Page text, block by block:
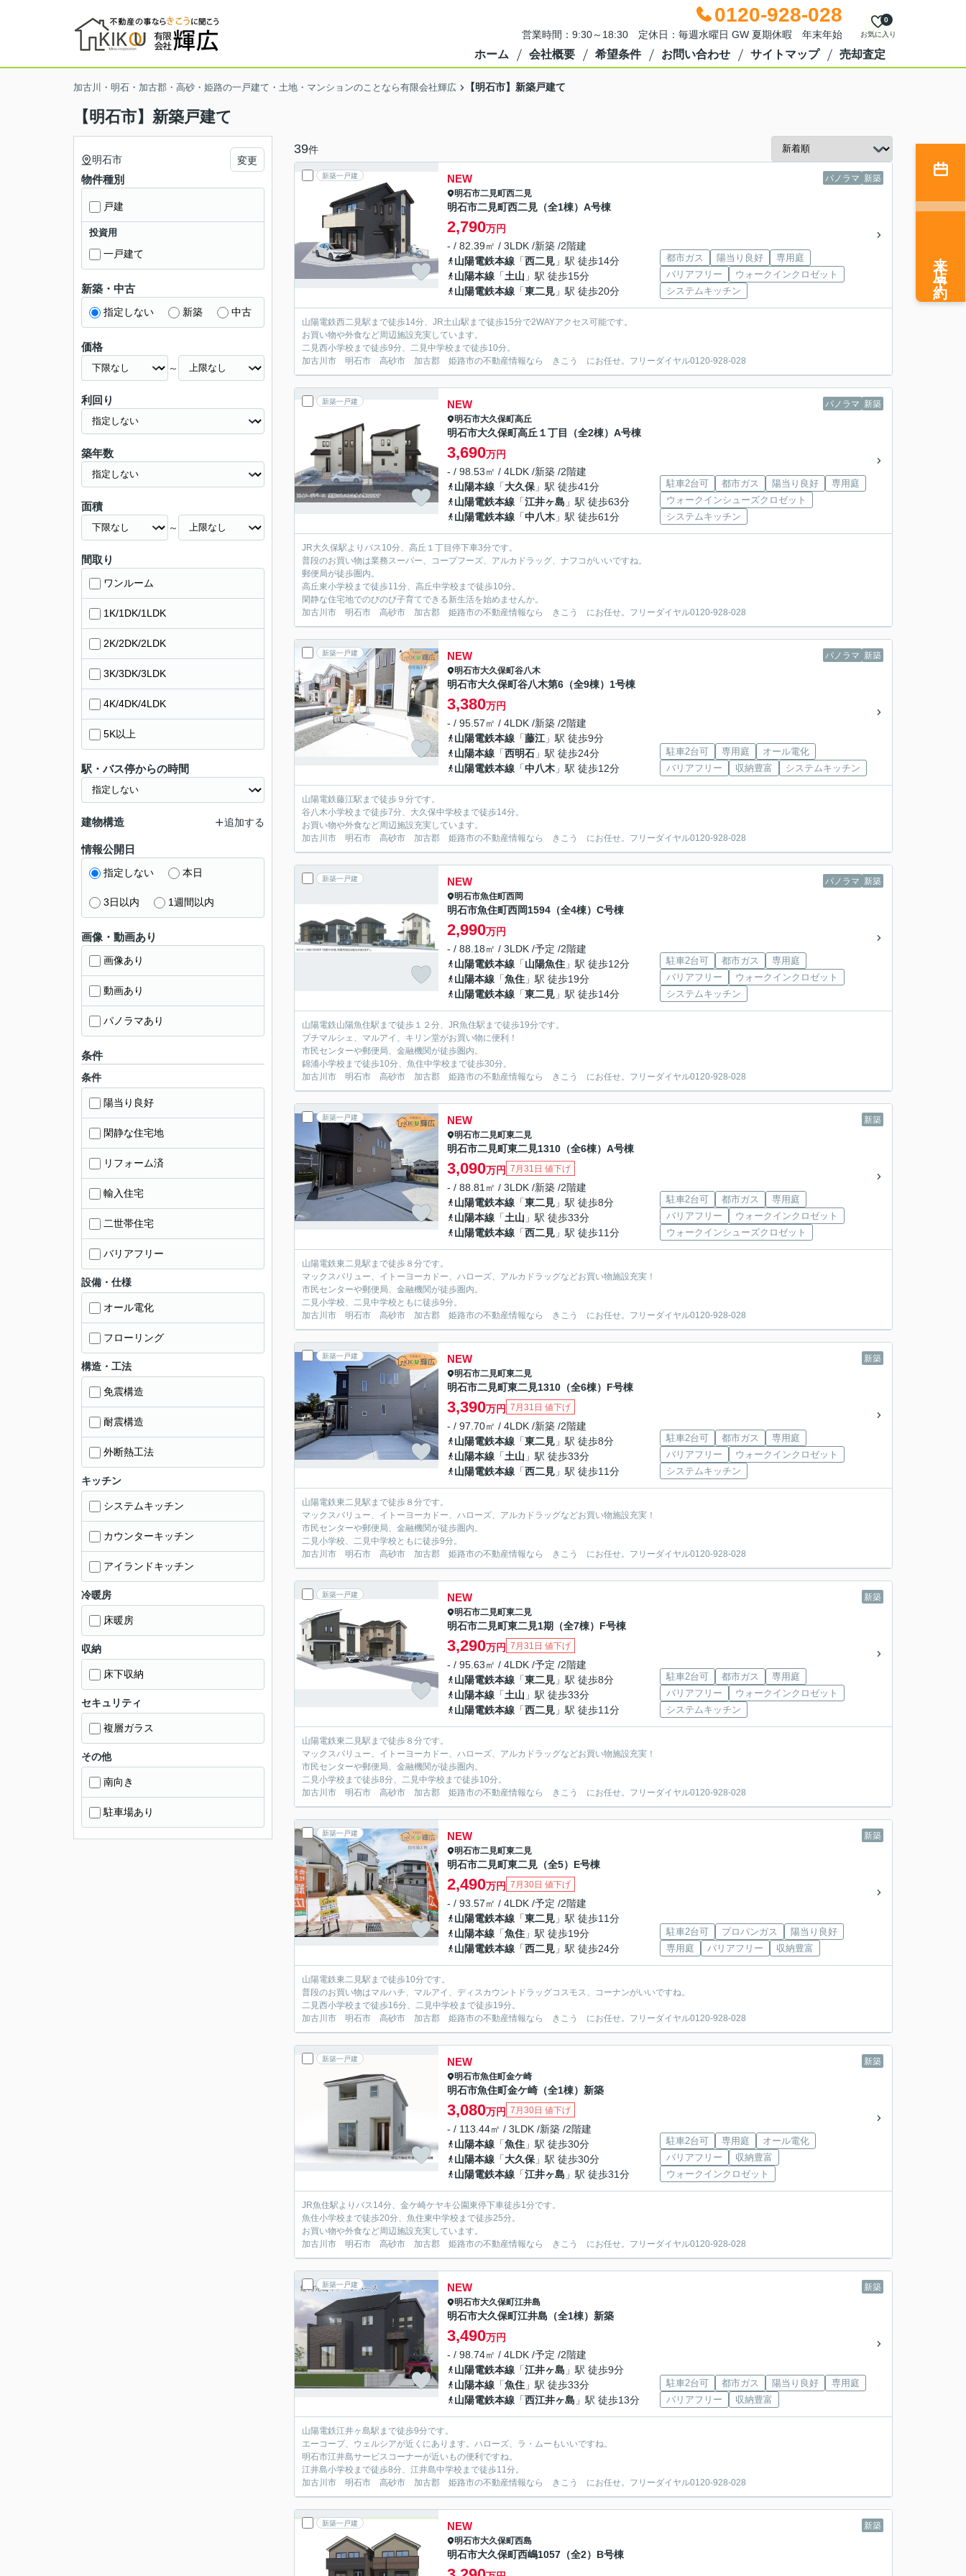
0120-928-028
営業時間：9:30～18:30 定休日：毎週水曜日 GW 夏期休暇 年末年始 お気に入り
0
ホーム 会社概要 希望条件 お問い合わせ サイトマップ 売却査定
加古川・明石・加古郡・高砂・姫路の一戸建て・土地・マンションのことなら有限会社輝広 【明石市】新築戸建て
【明石市】新築戸建て
39件
新築一戸建 パノラマ 新築
NEW
明石市二見町西二見
明石市二見町西二見（全1棟）A号棟
2,790万円
- / 82.39㎡ / 3LDK /新築 /2階建
山陽電鉄本線 「西二見 」駅 徒歩14分
山陽本線 「土山 」駅 徒歩15分
山陽電鉄本線 「東二見 」駅 徒歩20分
都市ガス 陽当り良好
専用庭
バリアフリー
ウォークインクロゼット
システムキッチン
山陽電鉄西二見駅まで徒歩14分、JR土山駅まで徒歩15分で2WAYアクセス可能です。
お買い物や外食など周辺施設充実しています。
二見西小学校まで徒歩9分、二見中学校まで徒歩10分。
加古川市 明石市 高砂市 加古郡 姫路市の不動産情報なら きこう にお任せ。フリーダイヤル0120-928-028
新築一戸建 パノラマ 新築
NEW
明石市大久保町高丘
明石市大久保町高丘１丁目（全2棟）A号棟
3,690万円
- / 98.53㎡ / 4LDK /新築 /2階建
山陽本線 「大久保 」駅 徒歩41分
山陽電鉄本線 「江井ヶ島 」駅 徒歩63分
山陽電鉄本線 「中八木 」駅 徒歩61分
駐車2台可 都市ガス 陽当り良好
専用庭
ウォークインシューズクロゼット
システムキッチン
JR大久保駅よりバス10分、高丘１丁目停下車3分です。
普段のお買い物は業務スーパー、コープフーズ、アルカドラッグ、ナフコがいいですね。
郵便局が徒歩圏内。
高丘東小学校まで徒歩11分、高丘中学校まで徒歩10分。
閑静な住宅地でのびのび子育てできる新生活を始めませんか。
加古川市 明石市 高砂市 加古郡 姫路市の不動産情報なら きこう にお任せ。フリーダイヤル0120-928-028
新築一戸建 パノラマ 新築
NEW
明石市大久保町谷八木
明石市大久保町谷八木第6（全9棟）1号棟
3,380万円
- / 95.57㎡ / 4LDK /新築 /2階建
山陽電鉄本線 「藤江 」駅 徒歩9分
山陽本線 「西明石 」駅 徒歩24分
山陽電鉄本線 「中八木 」駅 徒歩12分
駐車2台可 専用庭
オール電化
バリアフリー
収納豊富 システムキッチン
山陽電鉄藤江駅まで徒歩９分です。
谷八木小学校まで徒歩7分、大久保中学校まで徒歩14分。
お買い物や外食など周辺施設充実しています。
加古川市 明石市 高砂市 加古郡 姫路市の不動産情報なら きこう にお任せ。フリーダイヤル0120-928-028
新築一戸建 パノラマ 新築
NEW
明石市魚住町西岡
明石市魚住町西岡1594（全4棟）C号棟
2,990万円
- / 88.18㎡ / 3LDK /予定 /2階建
山陽電鉄本線 「山陽魚住 」駅 徒歩12分
山陽本線 「魚住 」駅 徒歩19分
山陽電鉄本線 「東二見 」駅 徒歩14分
駐車2台可 都市ガス
専用庭
バリアフリー
ウォークインクロゼット
システムキッチン
山陽電鉄山陽魚住駅まで徒歩１２分、JR魚住駅まで徒歩19分です。
プチマルシェ、マルアイ、キリン堂がお買い物に便利！
市民センターや郵便局、金融機関が徒歩圏内。
錦浦小学校まで徒歩10分、魚住中学校まで徒歩30分。
加古川市 明石市 高砂市 加古郡 姫路市の不動産情報なら きこう にお任せ。フリーダイヤル0120-928-028
新築一戸建 新築
NEW
明石市二見町東二見
明石市二見町東二見1310（全6棟）A号棟
3,090万円 7月31日 値下げ
- / 88.81㎡ / 3LDK /新築 /2階建
山陽電鉄本線 「東二見 」駅 徒歩8分
山陽本線 「土山 」駅 徒歩33分
山陽電鉄本線 「西二見 」駅 徒歩11分
駐車2台可 都市ガス
専用庭
バリアフリー
ウォークインクロゼット
ウォークインシューズクロゼット
山陽電鉄東二見駅まで徒歩８分です。
マックスバリュー、イトーヨーカドー、ハローズ、アルカドラッグなどお買い物施設充実！
市民センターや郵便局、金融機関が徒歩圏内。
二見小学校、二見中学校ともに徒歩9分。
加古川市 明石市 高砂市 加古郡 姫路市の不動産情報なら きこう にお任せ。フリーダイヤル0120-928-028
新築一戸建 新築
NEW
明石市二見町東二見
明石市二見町東二見1310（全6棟）F号棟
3,390万円 7月31日 値下げ
- / 97.70㎡ / 4LDK /新築 /2階建
山陽電鉄本線 「東二見 」駅 徒歩8分
山陽本線 「土山 」駅 徒歩33分
山陽電鉄本線 「西二見 」駅 徒歩11分
駐車2台可 都市ガス
専用庭
バリアフリー
ウォークインクロゼット
システムキッチン
山陽電鉄東二見駅まで徒歩８分です。
マックスバリュー、イトーヨーカドー、ハローズ、アルカドラッグなどお買い物施設充実！
市民センターや郵便局、金融機関が徒歩圏内。
二見小学校、二見中学校ともに徒歩9分。
加古川市 明石市 高砂市 加古郡 姫路市の不動産情報なら きこう にお任せ。フリーダイヤル0120-928-028
新築一戸建 新築
NEW
明石市二見町東二見
明石市二見町東二見1期（全7棟）F号棟
3,290万円 7月31日 値下げ
- / 95.63㎡ / 4LDK /予定 /2階建
山陽電鉄本線 「東二見 」駅 徒歩8分
山陽本線 「土山 」駅 徒歩33分
山陽電鉄本線 「西二見 」駅 徒歩11分
駐車2台可 都市ガス
専用庭
バリアフリー
ウォークインクロゼット
システムキッチン
山陽電鉄東二見駅まで徒歩８分です。
マックスバリュー、イトーヨーカドー、ハローズ、アルカドラッグなどお買い物施設充実！
市民センターや郵便局、金融機関が徒歩圏内。
二見小学校まで徒歩8分、二見中学校まで徒歩10分。
加古川市 明石市 高砂市 加古郡 姫路市の不動産情報なら きこう にお任せ。フリーダイヤル0120-928-028
新築一戸建 新築
NEW
明石市二見町東二見
明石市二見町東二見（全5）E号棟
2,490万円 7月30日 値下げ
- / 93.57㎡ / 4LDK /予定 /2階建
山陽電鉄本線 「東二見 」駅 徒歩11分
山陽本線 「魚住 」駅 徒歩19分
山陽電鉄本線 「西二見 」駅 徒歩24分
駐車2台可 プロパンガス
陽当り良好
専用庭
バリアフリー 収納豊富
山陽電鉄東二見駅まで徒歩10分です。
普段のお買い物はマルハチ、マルアイ、ディスカウントドラッグコスモス、コーナンがいいですね。
二見西小学校まで徒歩16分、二見中学校まで徒歩19分。
加古川市 明石市 高砂市 加古郡 姫路市の不動産情報なら きこう にお任せ。フリーダイヤル0120-928-028
新築一戸建 新築
NEW
明石市魚住町金ケ崎
明石市魚住町金ケ崎（全1棟）新築
3,080万円 7月30日 値下げ
- / 113.44㎡ / 3LDK /新築 /2階建
山陽本線 「魚住 」駅 徒歩30分
山陽本線 「大久保 」駅 徒歩30分
山陽電鉄本線 「江井ヶ島 」駅 徒歩31分
駐車2台可 専用庭
オール電化
バリアフリー
収納豊富
ウォークインクロゼット
JR魚住駅よりバス14分、金ケ崎ケヤキ公園東停下車徒歩1分です。
魚住小学校まで徒歩20分、魚住東中学校まで徒歩25分。
お買い物や外食など周辺施設充実しています。
加古川市 明石市 高砂市 加古郡 姫路市の不動産情報なら きこう にお任せ。フリーダイヤル0120-928-028
新築一戸建 新築
NEW
明石市大久保町江井島
明石市大久保町江井島（全1棟）新築
3,490万円
- / 98.74㎡ / 4LDK /予定 /2階建
山陽電鉄本線 「江井ヶ島 」駅 徒歩9分
山陽本線 「魚住 」駅 徒歩33分
山陽電鉄本線 「西江井ヶ島 」駅 徒歩13分
駐車2台可 都市ガス 陽当り良好
専用庭
バリアフリー
収納豊富
山陽電鉄江井ヶ島駅まで徒歩9分です。
エーコープ、ウェルシアが近くにあります。ハローズ、ラ・ムーもいいですね。
明石市江井島サービスコーナーが近いもの便利ですね。
江井島小学校まで徒歩8分、江井島中学校まで徒歩11分。
加古川市 明石市 高砂市 加古郡 姫路市の不動産情報なら きこう にお任せ。フリーダイヤル0120-928-028
新築一戸建 新築
NEW
明石市大久保町西島
明石市大久保町西嶋1057（全2）B号棟
明石市 変更
物件種別
戸建
投資用
一戸建て
新築・中古
指定しない 新築 中古
価格
～
利回り
築年数
面積
～
間取り
ワンルーム
1K/1DK/1LDK
2K/2DK/2LDK
3K/3DK/3LDK
4K/4DK/4LDK
5K以上
駅・バス停からの時間
建物構造 追加する
情報公開日
指定しない 本日
3日以内 1週間以内
画像・動画あり
画像あり
動画あり
パノラマあり
条件
条件
陽当り良好
閑静な住宅地
リフォーム済
輸入住宅
二世帯住宅
バリアフリー
設備・仕様
オール電化
フローリング
構造・工法
免震構造
耐震構造
外断熱工法
キッチン
システムキッチン
カウンターキッチン
アイランドキッチン
冷暖房
床暖房
収納
床下収納
セキュリティ
複層ガラス
その他
南向き
駐車場あり
来店予約